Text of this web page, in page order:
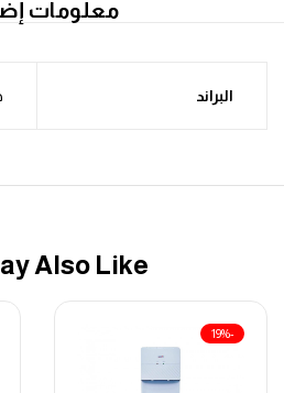
معلومات
البراند
Also Like
-19%